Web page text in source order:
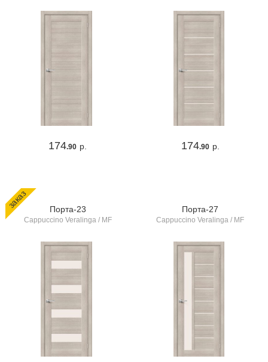
174.90 р. 174.90 р.
заказ Порта-23
Cappuccino Veralinga / MF
Порта-27
Cappuccino Veralinga / MF